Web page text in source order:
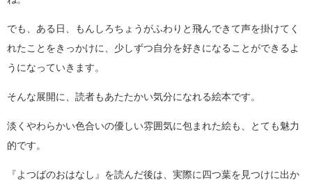
でも、ある日、もんしろちょうがふわりと飛んできて声を掛けてく
れたことをきっかけに、少しずつ自分を好きになることができるよ
うになっていきます。
そんな展開に、読者もあたたかい気分になれる絵本です。
淡くやわらかい色合いの優しい雰囲気に包まれた絵も、とても魅力
的です。
『よつばのおはなし』を読んだ後は、実際に四つ葉を見つけに出か